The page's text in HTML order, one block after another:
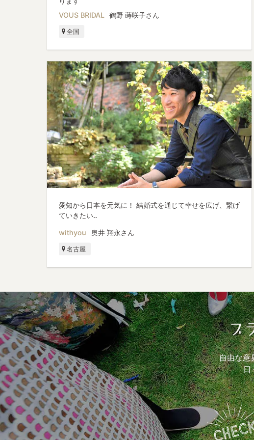
VOUS BRIDAL
鶴野 蒔咲子さん
全国
愛知から日本を元気に！ 結婚式を通じて幸せを広げ、繋げ
ていきたい..
withyou 奥井 翔永さん
名古屋
自由な意
日